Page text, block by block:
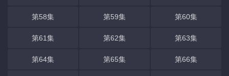
第58集 第59集 第60集
第61集 第62集 第63集
第64集 第65集 第66集